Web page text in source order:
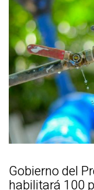
Gobierno del
habilitará 100